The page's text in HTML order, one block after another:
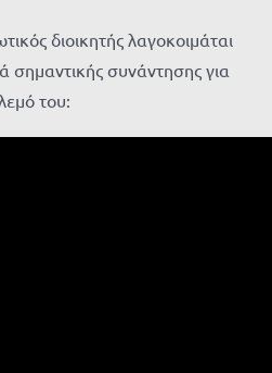
διοικητής λαγοκοιμάται
σημαντικής συνάντησης για
του: